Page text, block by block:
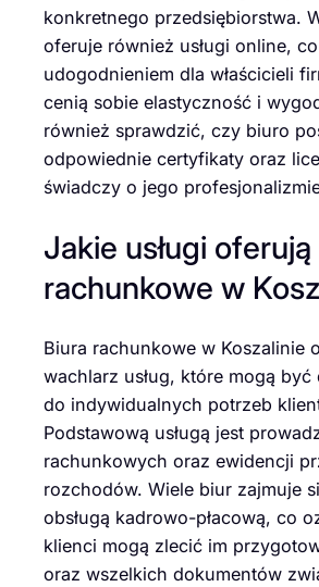
konkretnego przedsiębiorstwa.
oferuje również usługi online,
udogodnieniem dla właścicieli
cenią sobie elastyczność i
również sprawdzić, czy biuro
odpowiednie certyfikaty oraz
świadczy o jego
Jakie usługi
rachunkowe w
Biura rachunkowe w Koszalinie
wachlarz usług, które mogą być
do indywidualnych potrzeb
Podstawową usługą jest
rachunkowych oraz ewidencji
rozchodów. Wiele biur zajmuje
obsługą kadrowo-płacową, co
klienci mogą zlecić im
oraz wszelkich dokumentów